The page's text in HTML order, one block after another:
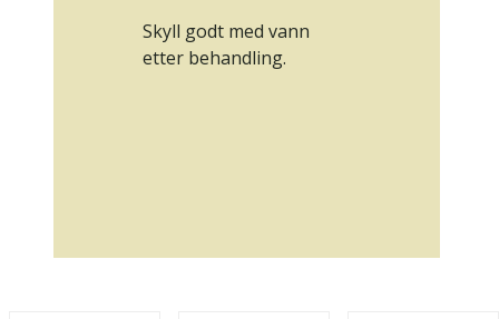
Skyll godt med vann
etter behandling.